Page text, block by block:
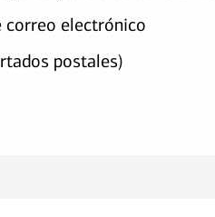
correo electrónico
postales)